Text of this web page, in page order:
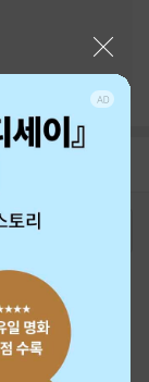
주문/배송
샵 1566-4295
정책